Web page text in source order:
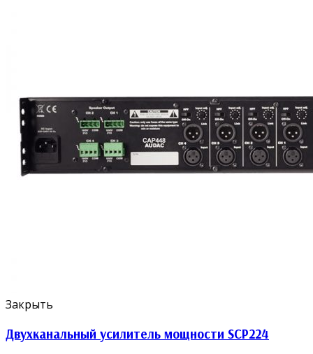
Закрыть
Двухканальный усилитель мощности SCP224